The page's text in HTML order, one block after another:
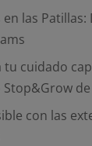
las Patillas:
tu cuidado
con las